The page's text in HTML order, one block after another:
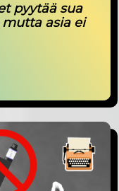
pyytää sua
asia ei